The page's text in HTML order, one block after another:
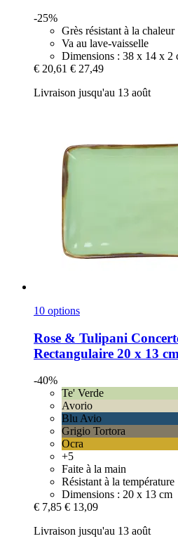
-25%
Grès résistant à la chaleur
Va au lave-vaisselle
Dimensions : 38 x 14 x 2
€ 20,61 € 27,49
Livraison jusqu'au 13 août
10 options
Rose & Tulipani
Rectangulaire 20 x 13
-40%
Te' Verde
Avorio
Blu Avio
Grigio Tortora
Ocra
+5
Faite à la main
Résistant à la température
Dimensions : 20 x 13 cm
€ 7,85 € 13,09
Livraison jusqu'au 13 août